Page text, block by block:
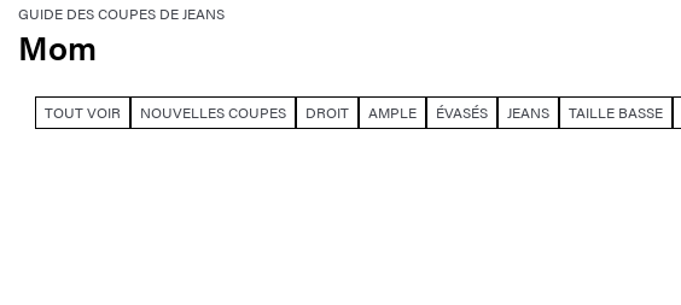
GUIDE DES COUPES DE JEANS
Mom
TOUT VOIR NOUVELLES COUPES DROIT AMPLE ÉVASÉS JEANS TAILLE BASSE